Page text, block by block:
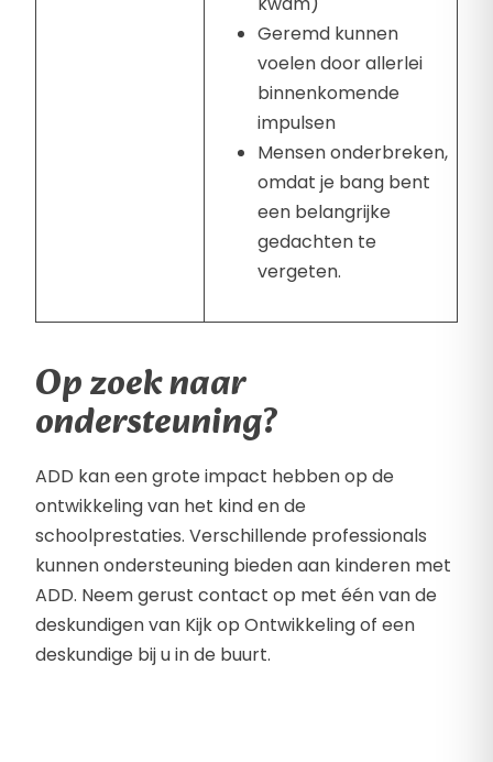
Geremd kunnen
voelen door allerlei
binnenkomende
impulsen
Mensen onderbreken,
omdat je bang bent
een belangrijke
gedachten te
vergeten.
Op zoek naar
ondersteuning?
ADD kan een grote impact hebben op de
ontwikkeling van het kind en de
schoolprestaties. Verschillende professionals
kunnen ondersteuning bieden aan kinderen met
ADD. Neem gerust contact op met één van de
deskundigen van Kijk op Ontwikkeling of een
deskundige bij u in de buurt.